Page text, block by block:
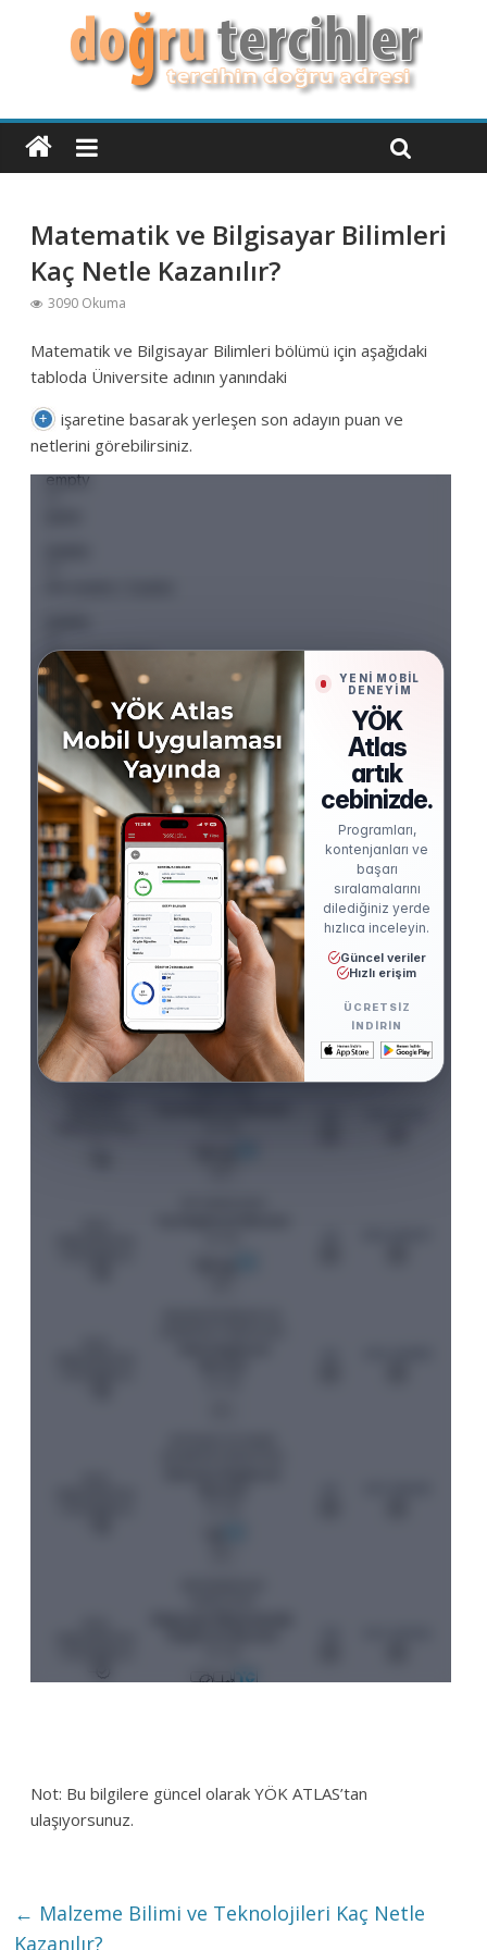
Matematik ve Bilgisayar Bilimleri
Kaç Netle Kazanılır?
3090 Okuma
Matematik ve Bilgisayar Bilimleri bölümü için aşağıdaki
tabloda Üniversite adının yanındaki
işaretine basarak yerleşen son adayın puan ve
netlerini görebilirsiniz.
Not: Bu bilgilere güncel olarak YÖK ATLAS’tan
ulaşıyorsunuz.
← Malzeme Bilimi ve Teknolojileri Kaç Netle
Kazanılır?